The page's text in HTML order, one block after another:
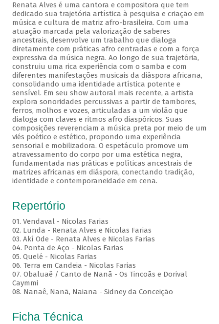
Renata Alves é uma cantora e compositora que tem
dedicado sua trajetória artística à pesquisa e criação em
música e cultura de matriz afro-brasileira. Com uma
atuação marcada pela valorização de saberes
ancestrais, desenvolve um trabalho que dialoga
diretamente com práticas afro centradas e com a força
expressiva da música negra. Ao longo de sua trajetória,
construiu uma rica experiência com o samba e com
diferentes manifestações musicais da diáspora africana,
consolidando uma identidade artística potente e
sensível. Em seu show autoral mais recente, a artista
explora sonoridades percussivas a partir de tambores,
ferros, molhos e vozes, articuladas a um violão que
dialoga com claves e ritmos afro diaspóricos. Suas
composições reverenciam a música preta por meio de um
viés poético e estético, propondo uma experiência
sensorial e mobilizadora. O espetáculo promove um
atravessamento do corpo por uma estética negra,
fundamentada nas práticas e políticas ancestrais de
matrizes africanas em diáspora, conectando tradição,
identidade e contemporaneidade em cena.
Repertório
01. Vendaval - Nicolas Farias
02. Lunda - Renata Alves e Nicolas Farias
03. Akí Ode - Renata Alves e Nicolas Farias
04. Ponta de Aço - Nicolas Farias
05. Quelé - Nicolas Farias
06. Terra em Candeia - Nicolas Farias
07. Obaluaê / Canto de Nanã - Os Tincoãs e Dorival
Caymmi
08. Nanaê, Nanã, Naiana - Sidney da Conceição
Ficha Técnica